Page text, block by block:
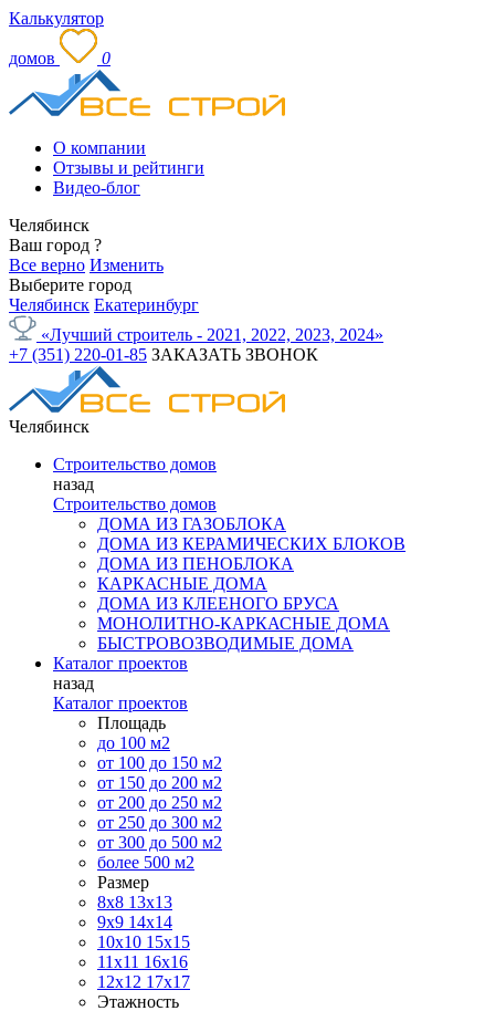
Калькулятор
домов 0
О компании
Отзывы и рейтинги
Видео-блог
Челябинск
Ваш город ?
Все верно Изменить
Выберите город
Челябинск Екатеринбург
«Лучший строитель - 2021, 2022, 2023, 2024»
+7 (351) 220-01-85 ЗАКАЗАТЬ ЗВОНОК
Челябинск
Строительство домов
назад
Строительство домов
ДОМА ИЗ ГАЗОБЛОКА
ДОМА ИЗ КЕРАМИЧЕСКИХ БЛОКОВ
ДОМА ИЗ ПЕНОБЛОКА
КАРКАСНЫЕ ДОМА
ДОМА ИЗ КЛЕЕНОГО БРУСА
МОНОЛИТНО-КАРКАСНЫЕ ДОМА
БЫСТРОВОЗВОДИМЫЕ ДОМА
Каталог проектов
назад
Каталог проектов
Площадь
до 100 м2
от 100 до 150 м2
от 150 до 200 м2
от 200 до 250 м2
от 250 до 300 м2
от 300 до 500 м2
более 500 м2
Размер
8х8 13х13
9х9 14х14
10х10 15х15
11x11 16х16
12х12 17х17
Этажность